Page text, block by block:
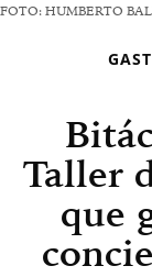
FOTO: HUMBERTO
Taller
que